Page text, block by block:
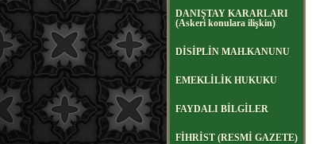
DANIŞTAY KARARLARI
(Askeri konulara ilişkin)
DİSİPLİN MAH.KANUNU
EMEKLİLİK HUKUKU
FAYDALI BİLGİLER
FİHRİST (RESMİ GAZETE)